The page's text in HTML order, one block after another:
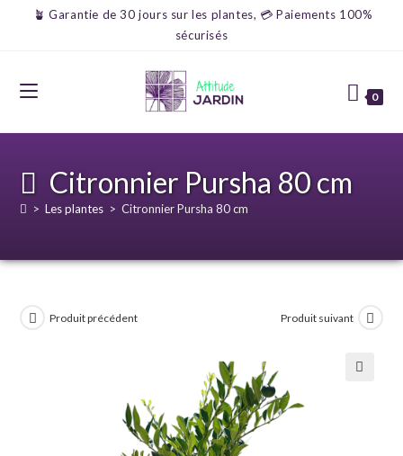
🪴 Garantie de 30 jours sur les plantes, 💳 Paiements 100%
sécurisés
0
Citronnier Pursha 80 cm
> Les plantes > Citronnier Pursha 80 cm
Produit précédent Produit suivant